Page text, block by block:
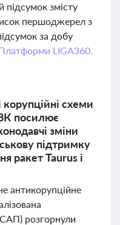
змісту
першоджерел з
за добу
Платформи LIGA360.
схеми
посилює
зміни
підтримку
ракет Taurus і
антикорупційне
розгорнули